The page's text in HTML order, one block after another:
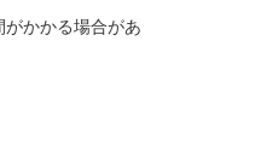
かかる場合があ